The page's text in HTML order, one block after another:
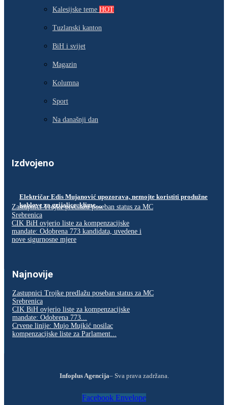
Kalesijske teme HOT
Tuzlanski kanton
BiH i svijet
Magazin
Kolumna
Sport
Na današnji dan
Izdvojeno
Električar Edis Mujanović upozorava, nemojte koristiti produžne
kablove za grijalice, klime…
Zastupnici Trojke predlažu poseban status za MC
Srebrenica
CIK BiH ovjerio liste za kompenzacijske
mandate: Odobrena 773 kandidata, uvedene i
nove sigurnosne mjere
Najnovije
Zastupnici Trojke predlažu poseban status za MC
Srebrenica
CIK BiH ovjerio liste za kompenzacijske
mandate: Odobrena 773...
Crvene linije: Mujo Mujkić nosilac
kompenzacijske liste za Parlament...
Infoplus Agencija– Sva prava zadržana.
Facebook Envelope